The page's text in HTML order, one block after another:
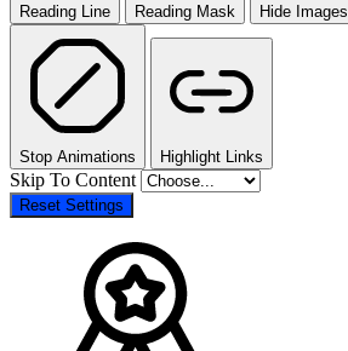
Reading Line Reading Mask Hide Images
Stop Animations Highlight Links
Skip To Content
Reset Settings